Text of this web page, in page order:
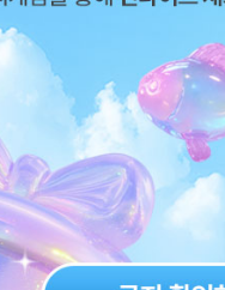
&nbsp;청취자분들과 더 편안하고 다채롭게 소통하기 위해 몇 가지 소소한 방향성을 가지고 있습니다